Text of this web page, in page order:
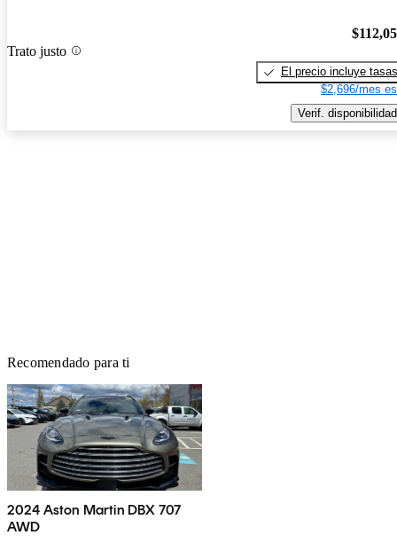
Trato justo
El precio incluye tasas
$2,696/mes
Verif. disponibilidad
Recomendado para ti
2024 Aston Martin DBX 707
AWD